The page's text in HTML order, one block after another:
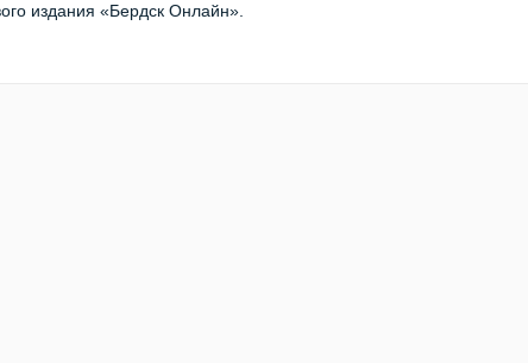
издания «Бердск Онлайн».